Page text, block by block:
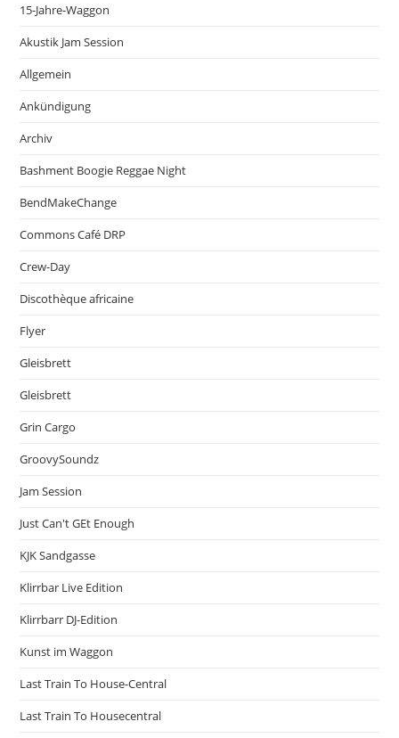
15-Jahre-Waggon
Akustik Jam Session
Allgemein
Ankündigung
Archiv
Bashment Boogie Reggae Night
BendMakeChange
Commons Café DRP
Crew-Day
Discothèque africaine
Flyer
Gleisbrett
Gleisbrett
Grin Cargo
GroovySoundz
Jam Session
Just Can't GEt Enough
KJK Sandgasse
Klirrbar Live Edition
Klirrbarr DJ-Edition
Kunst im Waggon
Last Train To House-Central
Last Train To Housecentral